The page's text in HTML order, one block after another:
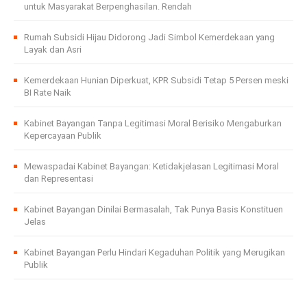
untuk Masyarakat Berpenghasilan. Rendah
Rumah Subsidi Hijau Didorong Jadi Simbol Kemerdekaan yang
Layak dan Asri
Kemerdekaan Hunian Diperkuat, KPR Subsidi Tetap 5 Persen meski
BI Rate Naik
Kabinet Bayangan Tanpa Legitimasi Moral Berisiko Mengaburkan
Kepercayaan Publik
Mewaspadai Kabinet Bayangan: Ketidakjelasan Legitimasi Moral
dan Representasi
Kabinet Bayangan Dinilai Bermasalah, Tak Punya Basis Konstituen
Jelas
Kabinet Bayangan Perlu Hindari Kegaduhan Politik yang Merugikan
Publik